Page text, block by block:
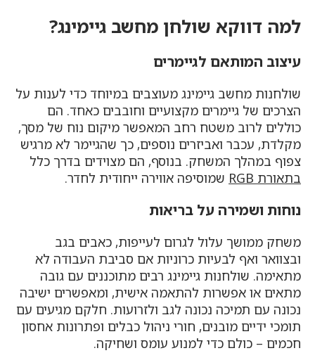
למה דווקא שולחן מחשב גיימינג?
עיצוב המותאם לגיימרים
שולחנות מחשב גיימינג מעוצבים במיוחד כדי לענות על
הצרכים של גיימרים מקצועיים וחובבים כאחד. הם
כוללים לרוב משטח רחב המאפשר מיקום נוח של מסך,
מקלדת, עכבר ואביזרים נוספים, כך שהגיימר לא מרגיש
צפוף במהלך המשחק. בנוסף, הם מצוידים בדרך כלל
בתאורת RGB
שמוסיפה אווירה ייחודית לחדר.
נוחות ושמירה על בריאות
משחק ממושך עלול לגרום לעייפות, כאבים בגב
ובצוואר ואף לבעיות כרוניות אם סביבת העבודה לא
מתאימה. שולחנות גיימינג רבים מתוכננים עם גובה
מתאים או אפשרות להתאמה אישית, ומאפשרים ישיבה
נכונה עם תמיכה נכונה לגב ולזרועות. חלקם מגיעים עם
תומכי ידיים מובנים, חורי ניהול כבלים ופתרונות אחסון
חכמים – כולם כדי למנוע עומס ושחיקה.